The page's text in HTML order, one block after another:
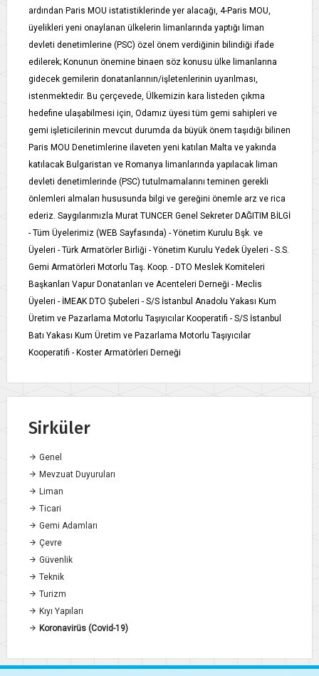
ardından Paris MOU istatistiklerinde yer alacağı, 4-Paris MOU,
üyelikleri yeni onaylanan ülkelerin limanlarında yaptığı liman
devleti denetimlerine (PSC) özel önem verdiğinin bilindiği ifade
edilerek; Konunun önemine binaen söz konusu ülke limanlarına
gidecek gemilerin donatanlarının/işletenlerinin uyarılması,
istenmektedir. Bu çerçevede, Ülkemizin kara listeden çıkma
hedefine ulaşabilmesi için, Odamız üyesi tüm gemi sahipleri ve
gemi işleticilerinin mevcut durumda da büyük önem taşıdığı bilinen
Paris MOU Denetimlerine ilaveten yeni katılan Malta ve yakında
katılacak Bulgaristan ve Romanya limanlarında yapılacak liman
devleti denetimlerinde (PSC) tutulmamalarını teminen gerekli
önlemleri almaları hususunda bilgi ve gereğini önemle arz ve rica
ederiz. Saygılarımızla Murat TUNCER Genel Sekreter DAĞITIM BİLGİ
- Tüm Üyelerimiz (WEB Sayfasında) - Yönetim Kurulu Bşk. ve
Üyeleri - Türk Armatörler Birliği - Yönetim Kurulu Yedek Üyeleri - S.S.
Gemi Armatörleri Motorlu Taş. Koop. - DTO Meslek Komiteleri
Başkanları Vapur Donatanları ve Acenteleri Derneği - Meclis
Üyeleri - İMEAK DTO Şubeleri - S/S İstanbul Anadolu Yakası Kum
Üretim ve Pazarlama Motorlu Taşıyıcılar Kooperatifi - S/S İstanbul
Batı Yakası Kum Üretim ve Pazarlama Motorlu Taşıyıcılar
Kooperatifi - Koster Armatörleri Derneği
Sirküler
Genel
Mevzuat Duyuruları
Liman
Ticari
Gemi Adamları
Çevre
Güvenlik
Teknik
Turizm
Kıyı Yapıları
Koronavirüs (Covid-19)